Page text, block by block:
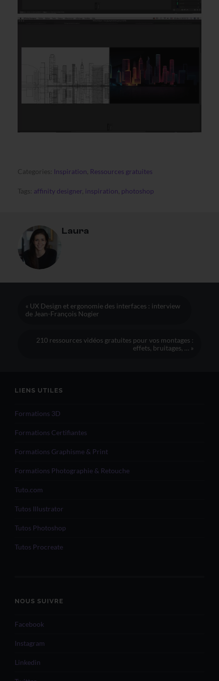
Categories: Inspiration Ressources gratuites
Tags: affinity designer, inspiration, photoshop
Laura
« UX Design et ergonomie des interfaces : interview
de Jean-François Nogier
210 ressources vidéos gratuites pour vos montages :
effets, bruitages, … »
LIENS UTILES
Formations 3D
Formations Certifiantes
Formations Graphisme & Print
Formations Photographie & Retouche
Tuto.com
Tutos Illustrator
Tutos Photoshop
Tutos Procreate
NOUS SUIVRE
Facebook
Instagram
Linkedin